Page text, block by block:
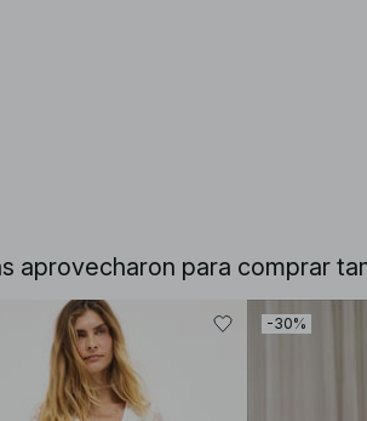
aprovecharon para comprar
-30%